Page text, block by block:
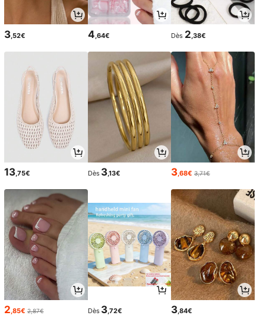
3 ,52€ 4 ,64€ Dès 2 ,38€
13,75€ Dès 3,13€ 3,68€ 3,71€
2,85€ 2,87€ Dès 3,72€ 3,84€